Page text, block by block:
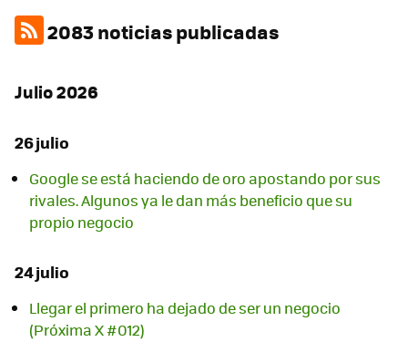
2083 noticias publicadas
Julio 2026
26 julio
Google se está haciendo de oro apostando por sus
rivales. Algunos ya le dan más beneficio que su
propio negocio
24 julio
Llegar el primero ha dejado de ser un negocio
(Próxima X #012)